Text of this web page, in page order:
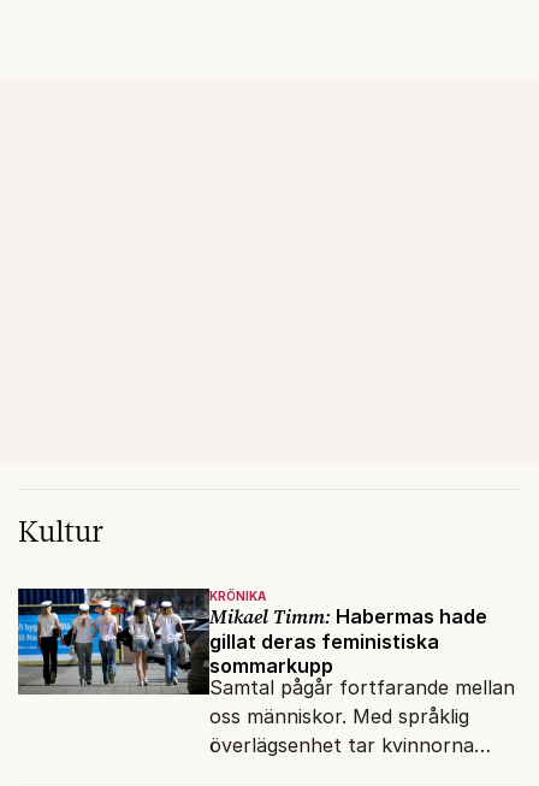
Kultur
KRÖNIKA
Mikael Timm: Habermas hade
gillat deras feministiska
sommarkupp
Samtal pågår fortfarande mellan
oss människor. Med språklig
överlägsenhet tar kvinnorna